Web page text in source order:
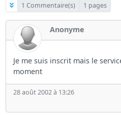
1 Commentaire(s) 1 pages
Anonyme
Je me suis inscrit mais le
moment
28 août 2002 à 13:26